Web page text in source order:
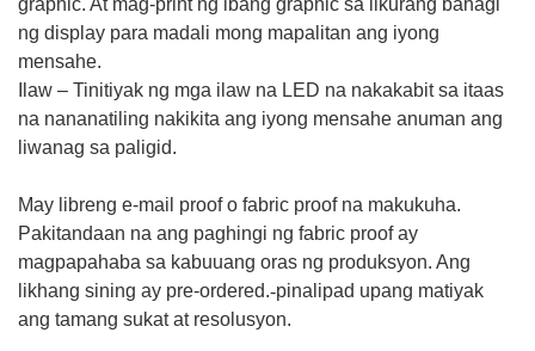
ng display para madali mong mapalitan ang iyong
mensahe.
Ilaw – Tinitiyak ng mga ilaw na LED na nakakabit sa itaas
na nananatiling nakikita ang iyong mensahe anuman ang
liwanag sa paligid.
May libreng e-mail proof o fabric proof na makukuha.
Pakitandaan na ang paghingi ng fabric proof ay
magpapahaba sa kabuuang oras ng produksyon. Ang
likhang sining ay pre-ordered.-pinalipad upang matiyak
ang tamang sukat at resolusyon.